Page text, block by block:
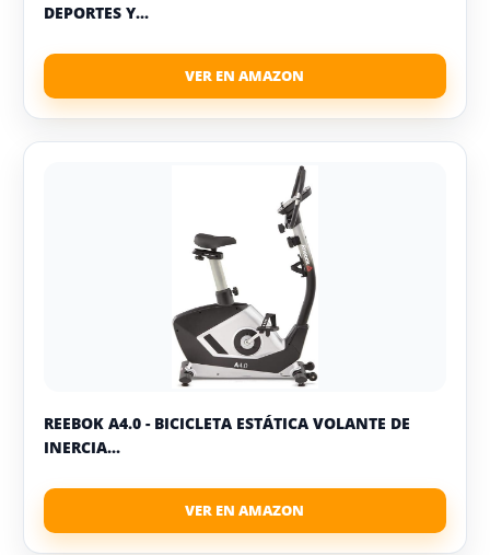
DEPORTES Y...
REEBOK A4.0 - BICICLETA ESTÁTICA VOLANTE DE
INERCIA...